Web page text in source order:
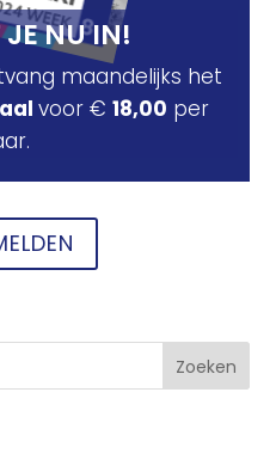
NU IN!
maandelijks het
voor € 18,00 per
Zoeken